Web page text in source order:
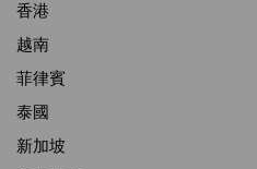
香港
越南
菲律賓
泰國
新加坡